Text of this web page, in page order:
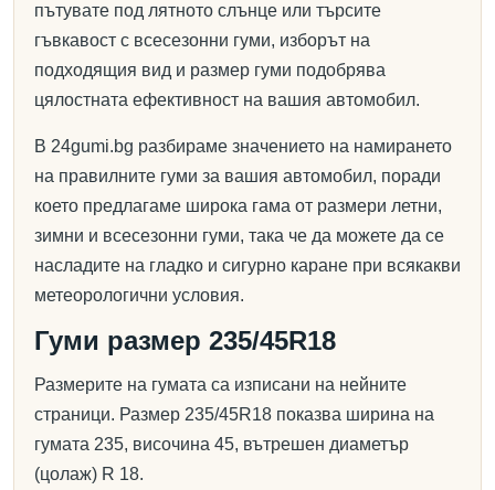
пътувате под лятното слънце или търсите
гъвкавост с всесезонни гуми, изборът на
подходящия вид и размер гуми подобрява
цялостната ефективност на вашия автомобил.
В 24gumi.bg разбираме значението на намирането
на правилните гуми за вашия автомобил, поради
което предлагаме широка гама от размери летни,
зимни и всесезонни гуми, така че да можете да се
насладите на гладко и сигурно каране при всякакви
метеорологични условия.
Гуми размер 235/45R18
Размерите на гумата са изписани на нейните
страници. Размер 235/45R18 показва ширина на
гумата 235, височина 45, вътрешен диаметър
(цолаж) R 18.